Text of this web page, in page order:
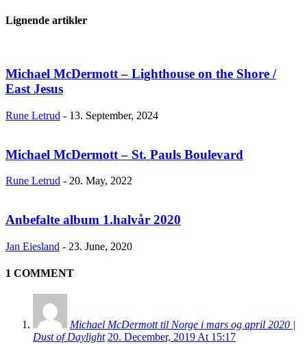
Lignende artikler
Michael McDermott – Lighthouse on the Shore /
East Jesus
Rune Letrud - 13. September, 2024
Michael McDermott – St. Pauls Boulevard
Rune Letrud - 20. May, 2022
Anbefalte album 1.halvår 2020
Jan Eiesland - 23. June, 2020
1 COMMENT
Michael McDermott til Norge i mars og april 2020 |
Dust of Daylight 20. December, 2019 At 15:17